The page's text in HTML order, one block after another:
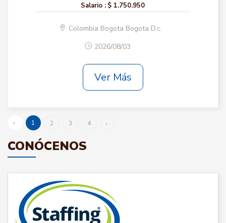
Salario : $ 1.750.950
Colombia Bogota Bogota D.c.
2026/08/03
Ver Más
‹ 1 2 3 4 ›
CONÓCENOS